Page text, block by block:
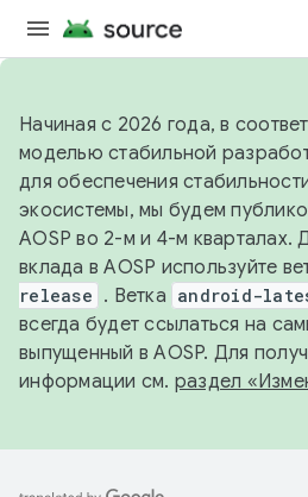
Начиная с 2026 года, в
моделью стабильной
для обеспечения
экосистемы, мы будем
AOSP во 2-м и 4-м кварталах.
вклада в AOSP используйте
release . Ветка android-
всегда будет ссылаться на
выпущенный в AOSP. Для
информации см. раздел